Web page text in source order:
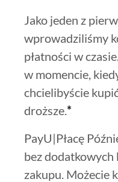
Jako jeden z
wprowadziliśmy
płatności w
w momencie,
chcielibyście
droższe. *
PayU|Płacę
bez dodatkowych
zakupu. Możecie